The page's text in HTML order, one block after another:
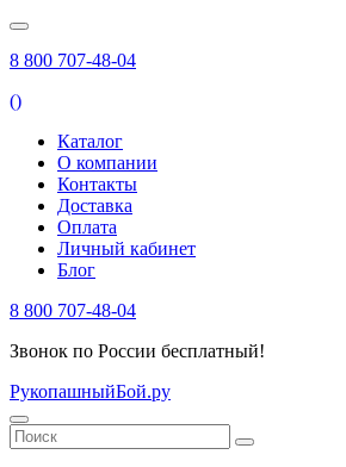
8 800 707-48-04
()
Каталог
О компании
Контакты
Доставка
Оплата
Личный кабинет
Блог
8 800 707-48-04
Звонок по России бесплатный!
РукопашныйБой.ру